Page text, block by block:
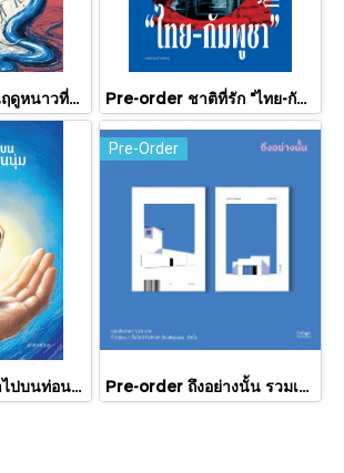
Pre-order เกิดในฤดูหนาวที่แดดส่องถึง / นทธี ศศิวิมล / Pandora Press Pre-order ชาติที่รัก "ไทย-กัมพูชา" กับเส้นสมมติ / พวงทอง ภวัครพันธุ์ / มติชน
Pre-order เต้นรำไปบนท่อนแขนอ่อนนุ่ม / นทธี ศศิวิมล / Pandora Press
Pre-Order
Pre-order ถึงอย่างนั้น รวมเรื่องสั้น / ภู่มณี ศิริพรไพบูลย์ / สำนักพิมพ์ตำหนัก